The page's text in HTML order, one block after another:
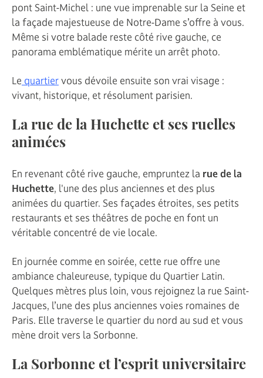
pont Saint-Michel : une vue imprenable sur la Seine et
la façade majestueuse de Notre-Dame s’offre à vous.
Même si votre balade reste côté rive gauche, ce
panorama emblématique mérite un arrêt photo.
Le quartiervous dévoile ensuite son vrai visage :
vivant, historique, et résolument parisien.
La rue de la Huchette et ses ruelles
animées
En revenant côté rive gauche, empruntez la rue de la
Huchette, l'une des plus anciennes et des plus
animées du quartier. Ses façades étroites, ses petits
restaurants et ses théâtres de poche en font un
véritable concentré de vie locale.
En journée comme en soirée, cette rue offre une
ambiance chaleureuse, typique du Quartier Latin.
Quelques mètres plus loin, vous rejoignez la rue Saint-
Jacques, l’une des plus anciennes voies romaines de
Paris. Elle traverse le quartier du nord au sud et vous
mène droit vers la Sorbonne.
La Sorbonne et l’esprit universitaire